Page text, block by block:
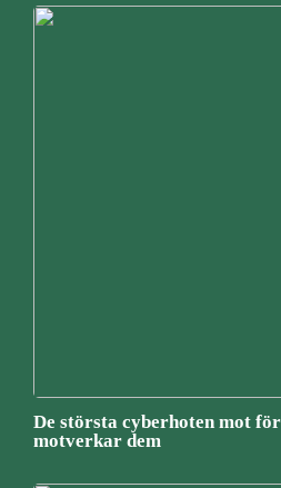
De största cyberhoten mot
motverkar dem